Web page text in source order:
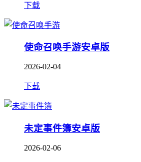
下载
使命召唤手游安卓版
2026-02-04
下载
未定事件簿安卓版
2026-02-06